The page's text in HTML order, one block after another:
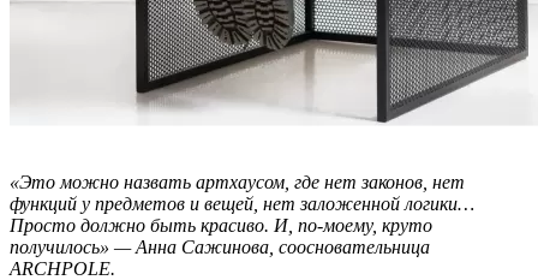
«Это можно назвать артхаусом, где нет законов, нет
функций у предметов и вещей, нет заложенной логики…
Просто должно быть красиво. И, по-моему, круто
получилось» — Анна Сажинова, соосновательница
ARCHPOLE.